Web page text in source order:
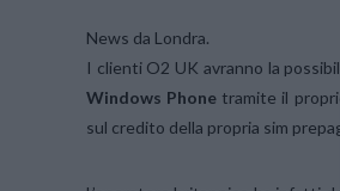
News da Londra.
I clienti O2 UK avranno la
Windows Phone tramite il
sul credito della propria sim